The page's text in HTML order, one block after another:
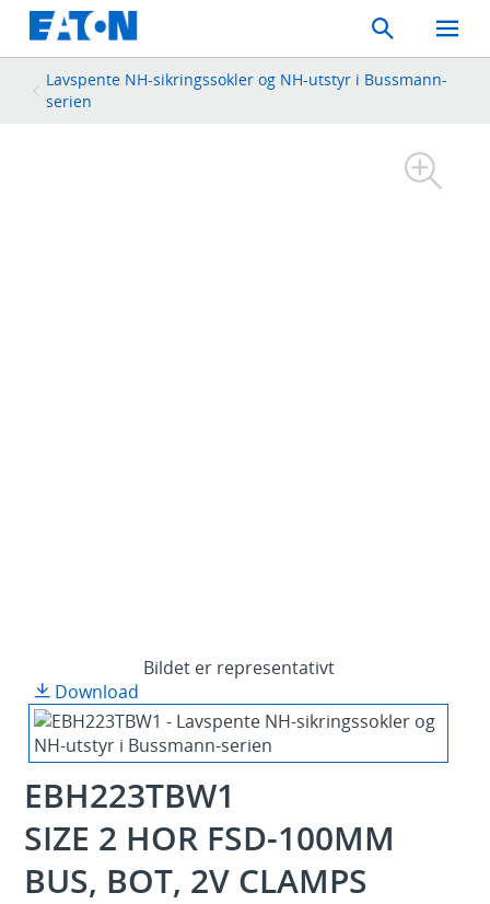
Search
Toggle
Mobile
Menu
Lavspente NH-sikringssokler og NH-utstyr i Bussmann-
serien
Bildet er representativt
Download
EBH223TBW1
SIZE 2 HOR FSD-100MM
BUS, BOT, 2V CLAMPS